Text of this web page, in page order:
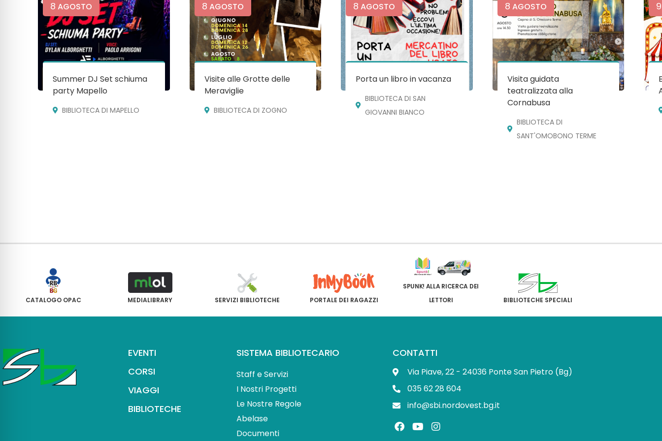
8 AGOSTO
Summer DJ Set schiuma
party Mapello
BIBLIOTECA DI MAPELLO
8 AGOSTO
Visite alle Grotte delle
Meraviglie
BIBLIOTECA DI ZOGNO
8 AGOSTO
Porta un libro in vacanza
BIBLIOTECA DI SAN
GIOVANNI BIANCO
8 AGOSTO
Visita guidata
teatralizzata alla
Cornabusa
BIBLIOTECA DI
SANT'OMOBONO TERME
9
CATALOGO OPAC MEDIALIBRARY SERVIZI BIBLIOTECHE PORTALE DEI RAGAZZI
SPUNK! ALLA RICERCA DEI
LETTORI
BIBLIOTECHE SPECIALI
EVENTI
CORSI
VIAGGI
BIBLIOTECHE
SISTEMA BIBLIOTECARIO
Staff e Servizi
I Nostri Progetti
Le Nostre Regole
Abelase
Documenti
CONTATTI
Via Piave, 22 - 24036 Ponte San Pietro (Bg)
035 62 28 604
info@sbi.nordovest.bg.it
F
a
Y
o
I
n